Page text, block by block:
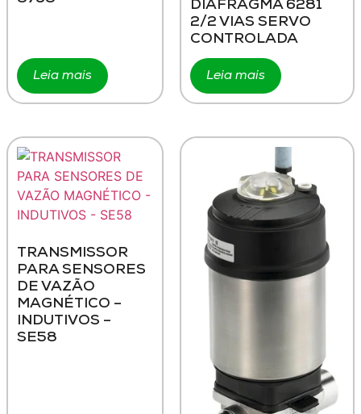
Leia mais
DIAFRAGMA 6281
2/2 VIAS SERVO
CONTROLADA
Leia mais
TRANSMISSOR
PARA SENSORES
DE VAZÃO
MAGNÉTICO –
INDUTIVOS –
SE58